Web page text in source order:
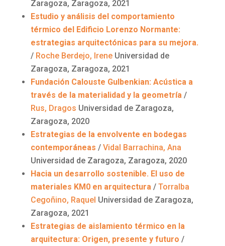
Zaragoza, Zaragoza, 2021
Estudio y análisis del comportamiento
térmico del Edificio Lorenzo Normante:
estrategias arquitectónicas para su mejora.
/ Roche Berdejo, IreneUniversidad de
Zaragoza, Zaragoza, 2021
Fundación Calouste Gulbenkian: Acústica a
través de la materialidad y la geometría/
Rus, Dragos Universidad de Zaragoza,
Zaragoza, 2020
Estrategias de la envolvente en bodegas
contemporáneas / Vidal Barrachina, Ana
Universidad de Zaragoza, Zaragoza, 2020
Hacia un desarrollo sostenible. El uso de
materiales KM0 en arquitectura/ Torralba
Cegoñino, Raquel Universidad de Zaragoza,
Zaragoza, 2021
Estrategias de aislamiento térmico en la
arquitectura: Origen, presente y futuro /